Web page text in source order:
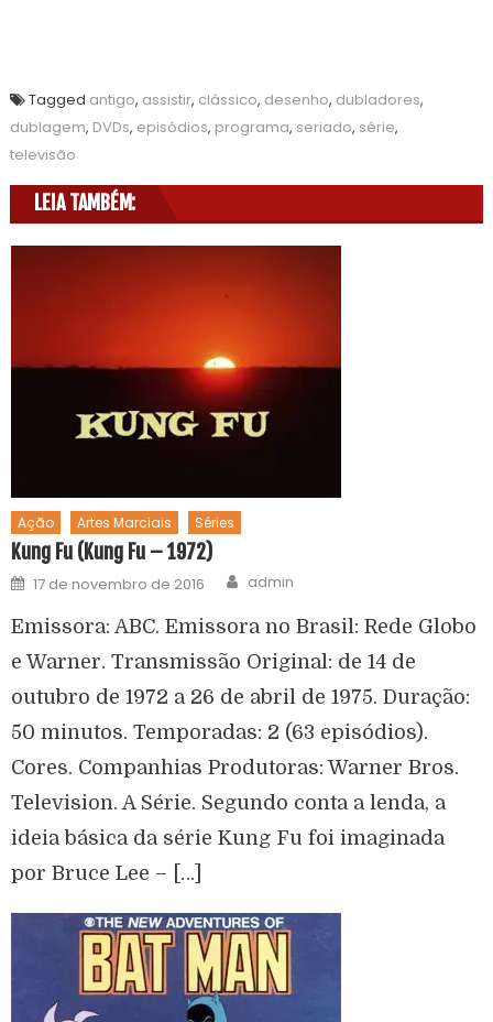
Tagged antigo, assistir, clássico, desenho, dubladores,
dublagem, DVDs, episódios, programa, seriado, série,
televisão
LEIA TAMBÉM:
Ação Artes Marciais Séries
Kung Fu (Kung Fu – 1972)
17 de novembro de 2016 admin
Emissora: ABC. Emissora no Brasil: Rede Globo
e Warner. Transmissão Original: de 14 de
outubro de 1972 a 26 de abril de 1975. Duração:
50 minutos. Temporadas: 2 (63 episódios).
Cores. Companhias Produtoras: Warner Bros.
Television. A Série. Segundo conta a lenda, a
ideia básica da série Kung Fu foi imaginada
por Bruce Lee – […]